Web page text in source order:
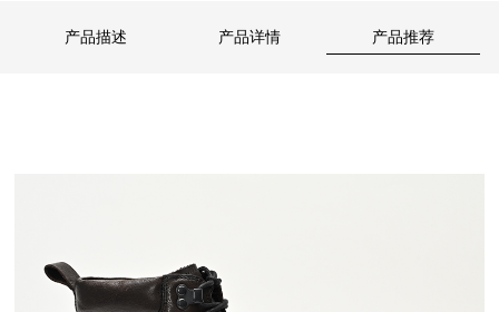
产品描述 产品详情 产品推荐